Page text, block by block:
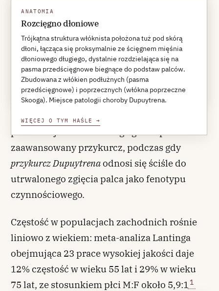
dłoniowego klasyfikowana przez WHO 2020 jako
włókniakomatoza typu dłoniowego. Charakteryzuje się
powstawaniem guzków i kurczliwych pasm zbudowanych
głównie z kolagenu typu III, prowadzących do
utrwalonego zgięciowego przykurczu palców —
najczęściej IV (serdecznego) i V (małego).
WIĘCEJ O TYM HAŚLE→
ANATOMIA
Rozcięgno dłoniowe
Trójkątna struktura włóknista położona tuż pod skórą
dłoni, łącząca się proksymalnie ze ścięgnem mięśnia
dłoniowego długiego, dystalnie rozdzielająca się na
pasma przedścięgnowe biegnące do podstaw palców.
Zbudowana z włókien podłużnych (pasma
przedścięgnowe) i poprzecznych (włókna poprzeczne
Skooga). Miejsce patologii choroby Dupuytrena.
WIĘCEJ O TYM HAŚLE→
klasyfikacji WHO 2020 zaliczona do
włókniakomatoz typu dłoniowego (
type fibromatoses) w grupie pośrednich
(lokalnie agresywnych) guzów
fibroblastycznych. Nazewnictwo bywa
stosowane wymiennie, choć rozróżnienie ma
znaczenie kliniczne — termin „choroba
Dupuytrena” obejmuje całe spektrum
proliferacji od izolowanego guzka po
zaawansowany przykurcz, podczas gdy
przykurcz Dupuytrenaodnosi się ściśle do
utrwalonego zgięcia palca jako fenotypu
czynnościowego.
Częstość w populacjach zachodnich rośnie
liniowo z wiekiem: meta-analiza Lantinga
obejmująca 23 prace wysokiej jakości daje
12% częstość w wieku 55 lat i 29% w wieku
75 lat, ze stosunkiem płci M:F około 5,9:1 1